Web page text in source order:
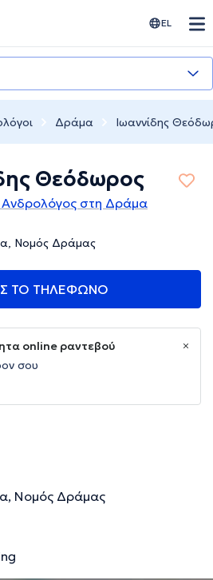
EL
Δράμα Ιωαννίδης
Θεόδωρος
στη Δράμα
Νομός Δράμας
ΤΟ ΤΗΛΕΦΩΝΟ
online ραντεβού
σου
Νομός Δράμας